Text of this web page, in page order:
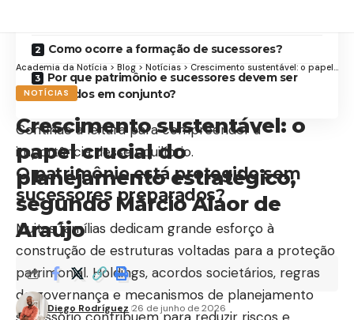
Como ocorre a formação de sucessores?
Por que patrimônio e sucessores devem ser
planejados em conjunto?
Continue a leitura para compreender a
importância desse equilíbrio.
O patrimônio está protegido sem
sucessores preparados?
Muitas famílias dedicam grande esforço à
construção de estruturas voltadas para a proteção
patrimonial. Holdings, acordos societários, regras
de governança e mecanismos de planejamento
Academia da Notícia > Blog > Notícias > Crescimento sustentável: o papel crucial do planejamento estratégico, segundo Márcio Alaor de Araújo
NOTÍCIAS
Crescimento sustentável: o
papel crucial do
planejamento estratégico,
segundo Márcio Alaor de
Araújo
Diego Rodríguez 26 de junho de 2026